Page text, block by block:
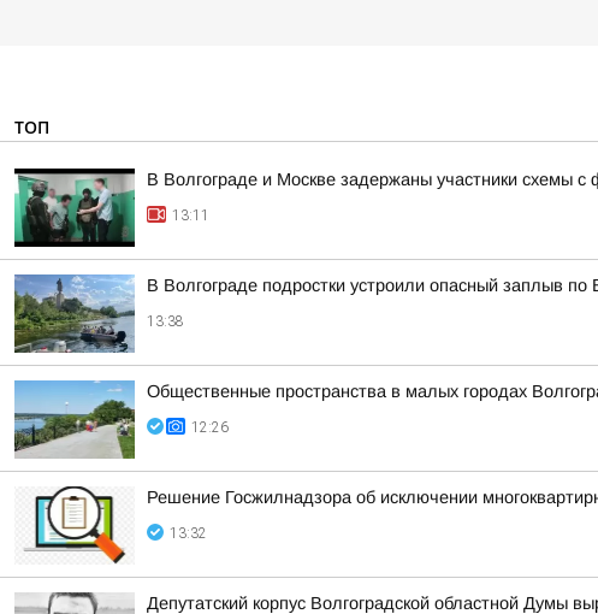
ТОП
В Волгограде и Москве задержаны участники схемы
13:11
В Волгограде подростки устроили опасный заплыв по
13:38
Общественные пространства в малых городах
12:26
Решение Госжилнадзора об исключении
13:32
Депутатский корпус Волгоградской областной Думы